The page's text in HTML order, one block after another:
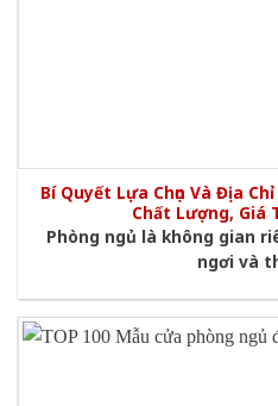
Bí Quyết Lựa Chọn Và Địa
Chất Lượng, Giá
Phòng ngủ là không gian
ngơi và